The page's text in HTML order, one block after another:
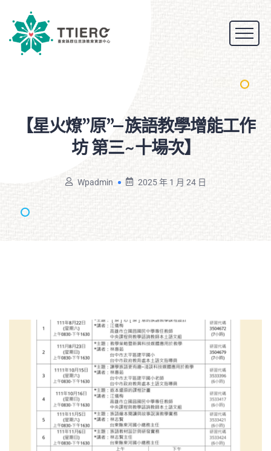
【星火燎”原”–族語教學增能工作
坊第三~十場次】
Wpadmin 2025 年 1 月 24 日